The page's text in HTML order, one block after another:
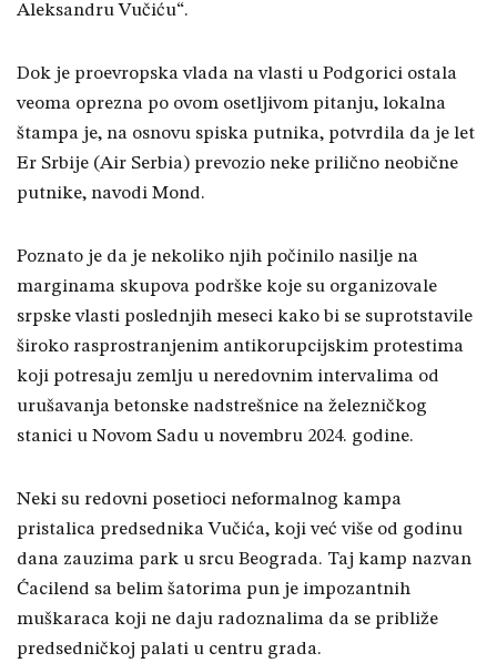
Aleksandru Vučiću“.
Dok je proevropska vlada na vlasti u Podgorici ostala
veoma oprezna po ovom osetljivom pitanju, lokalna
štampa je, na osnovu spiska putnika, potvrdila da je let
Er Srbije (Air Serbia) prevozio neke prilično neobične
putnike, navodi Mond.
Poznato je da je nekoliko njih počinilo nasilje na
marginama skupova podrške koje su organizovale
srpske vlasti poslednjih meseci kako bi se suprotstavile
široko rasprostranjenim antikorupcijskim protestima
koji potresaju zemlju u neredovnim intervalima od
urušavanja betonske nadstrešnice na železničkog
stanici u Novom Sadu u novembru 2024. godine.
Neki su redovni posetioci neformalnog kampa
pristalica predsednika Vučića, koji već više od godinu
dana zauzima park u srcu Beograda. Taj kamp nazvan
Ćacilend sa belim šatorima pun je impozantnih
muškaraca koji ne daju radoznalima da se približe
predsedničkoj palati u centru grada.